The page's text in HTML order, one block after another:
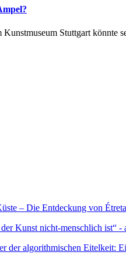
Stuttgart könnte
– Die Entdeckung von
Kunst nicht-menschlich ist“ -
der algorithmischen Eitelkeit: